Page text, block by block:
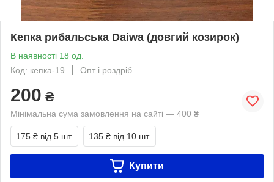
Кепка рибальська Daiwa (довгий козирок)
В наявності 18 од.
Код: кепка-19
Опт і роздріб
200 ₴
Мінімальна сума замовлення на сайті — 400 ₴
175 ₴ від 5 шт. 135 ₴ від 10 шт.
Купити